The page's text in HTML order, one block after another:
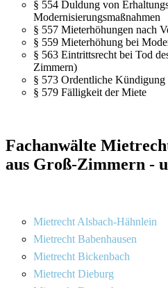
§ 554 Duldung von
Modernisierungsmaßnahmen
§ 557 Mieterhöhungen nach
§ 559 Mieterhöhung bei
§ 563 Eintrittsrecht bei Tod
Zimmern)
§ 573 Ordentliche Kündigung
§ 579 Fälligkeit der Miete
Fachanwälte
aus Groß-Zimmern -
Mietrecht Alsbach-Hähnlein
Mietrecht Babenhausen
Mietrecht Bickenbach
Mietrecht Dieburg